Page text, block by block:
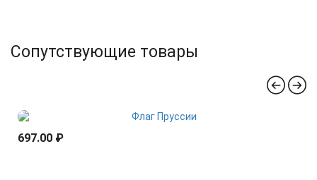
Сопутствующие товары
697.00 ₽